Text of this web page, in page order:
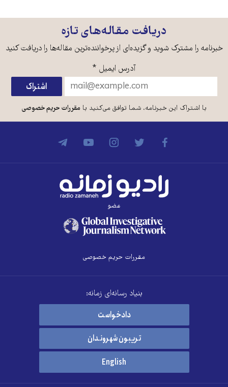
دریافت مقاله‌های تازه
خبرنامه را مشترک شوید و گزیده‌ای از پرخواننده‌ترین مقاله‌ها را دریافت کنید
آدرس ایمیل *
با اشتراک این خبرنامه، شما توافق می‌کنید بامقررات حریم خصوصی
عضو
مقررات حریم خصوصی
بنیاد رسانه‌ای زمانه:
دادخواست
تریبون شهروندان
English